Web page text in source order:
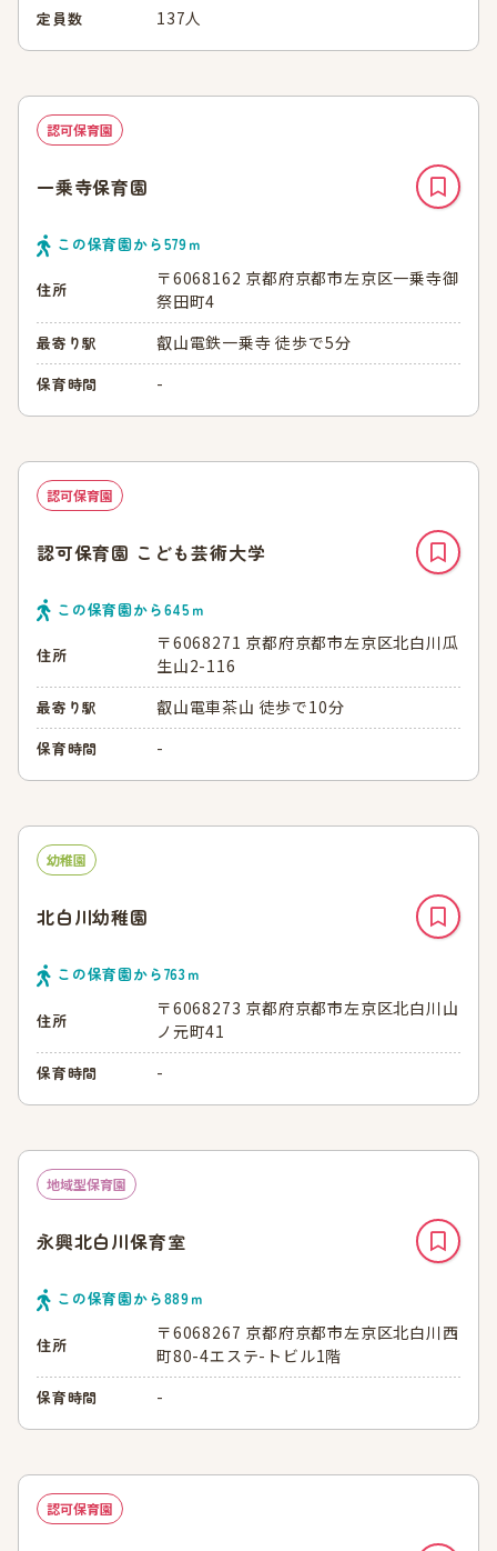
定員数 137人
認可保育園
一乗寺保育園
この保育園から579ｍ
住所
〒6068162 京都府京都市左京区一乗寺御
祭田町4
最寄り駅 叡山電鉄一乗寺 徒歩で5分
保育時間 -
認可保育園
認可保育園 こども芸術大学
この保育園から645ｍ
住所
〒6068271 京都府京都市左京区北白川瓜
生山2-116
最寄り駅 叡山電車茶山 徒歩で10分
保育時間 -
幼稚園
北白川幼稚園
この保育園から763ｍ
住所
〒6068273 京都府京都市左京区北白川山
ノ元町41
保育時間 -
地域型保育園
永興北白川保育室
この保育園から889ｍ
住所
〒6068267 京都府京都市左京区北白川西
町80-4エステ-トビル1階
保育時間 -
認可保育園